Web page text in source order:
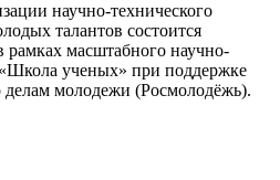
научно-технического
талантов состоится
рамках масштабного научно-
«Школа ученых» при поддержке
делам молодежи (Росмолодёжь).